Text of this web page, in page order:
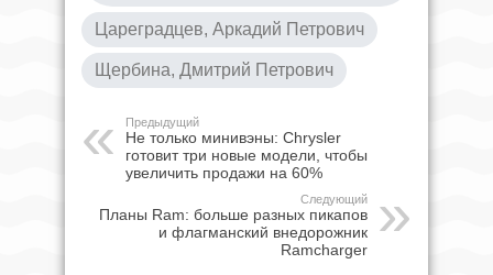
Цареградцев, Аркадий Петрович
Щербина, Дмитрий Петрович
Предыдущий
Не только минивэны: Chrysler
готовит три новые модели, чтобы
увеличить продажи на 60%
Следующий
Планы Ram: больше разных пикапов
и флагманский внедорожник
Ramcharger